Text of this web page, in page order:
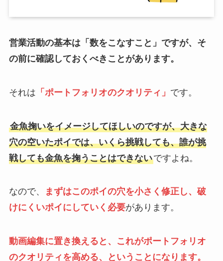
営業活動の基本は「数をこなすこと」ですが、そ
の前に確認しておくべきことがあります。
それは 「ポートフォリオのクオリティ」 です。
金魚掬いをイメージしてほしいのですが、大きな
穴の空いたポイでは、いくら挑戦しても、誰が挑
戦しても金魚を掬うことはできないですよね。
なので、
まずはこのポイの穴を小さく修正し、破
けにくいポイにしていく必要があります。
動画編集に置き換えると、これがポートフォリオ
のクオリティを高める、ということになります。